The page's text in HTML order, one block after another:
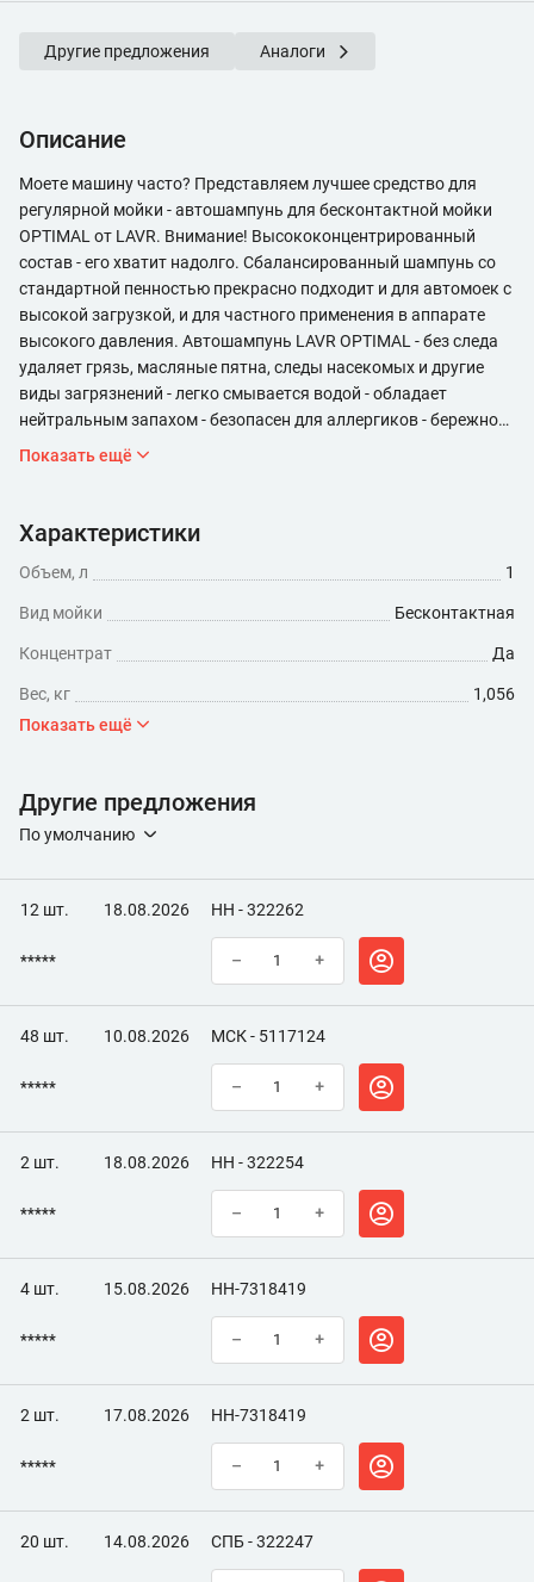
Другие предложения Аналоги
Описание
Моете машину часто? Представляем лучшее средство для
регулярной мойки - автошампунь для бесконтактной мойки
OPTIMAL от LAVR. Внимание! Высококонцентрированный
состав - его хватит надолго. Сбалансированный шампунь со
стандартной пенностью прекрасно подходит и для автомоек с
высокой загрузкой, и для частного применения в аппарате
высокого давления. Автошампунь LAVR OPTIMAL - без следа
удаляет грязь, масляные пятна, следы насекомых и другие
виды загрязнений - легко смывается водой - обладает
нейтральным запахом - безопасен для аллергиков - бережно
относится к пластику, резине и сплавам цветных металлов. -
рекомендован для регулярного применения. Его состав и
концентрация идеально подобраны для борьбы с умеренными
и сильными загрязнениями. При использовании
пеногенератора расход концентрата составляет 17-33 г/л,
предварительно сбить грязь аппаратом высокого давления.
вверх. Оставить на 2-3 минуты для воздействия на
загрязнения. Смыть водой до полного удаления шампуня с
Показать ещё
Характеристики
Объем, л 1
Вид мойки Бесконтактная
Концентрат Да
Вес, кг
1,056
Показать ещё
Другие предложения
По умолчанию
12 шт. 18.08.2026 НН - 322262
***** – +
48 шт. 10.08.2026 МСК - 5117124
***** – +
2 шт. 18.08.2026 НН - 322254
***** – +
4 шт. 15.08.2026 НН-7318419
***** – +
2 шт. 17.08.2026 НН-7318419
***** – +
20 шт. 14.08.2026 СПБ - 322247